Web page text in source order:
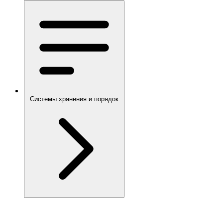
Системы хранения и порядок